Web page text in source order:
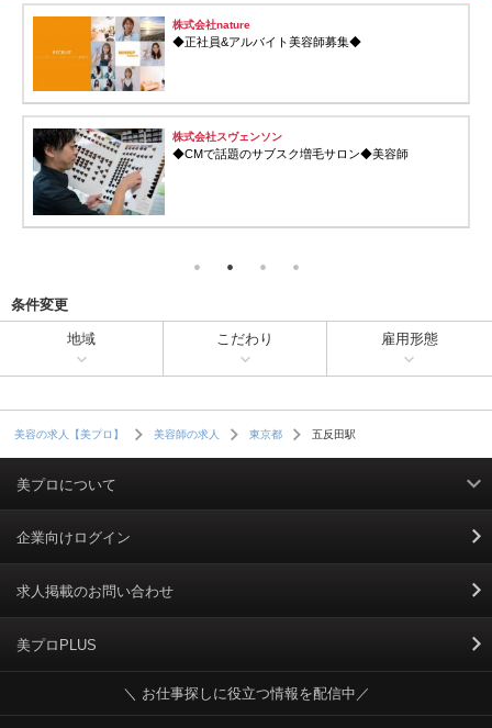
株式会社nature
◆正社員&アルバイト美容師募集◆
株式会社スヴェンソン
◆CMで話題のサブスク増毛サロン◆美容師
条件変更
地域 こだわり 雇用形態
美容の求人【美プロ】 美容師の求人 東京都 五反田駅
美プロについて
利用規約
掲載規約
個人情報保護ポリシー
個人情報のお取り扱いについて
企業向けログイン
求人掲載のお問い合わせ
美プロPLUS
＼ お仕事探しに役立つ情報を配信中／